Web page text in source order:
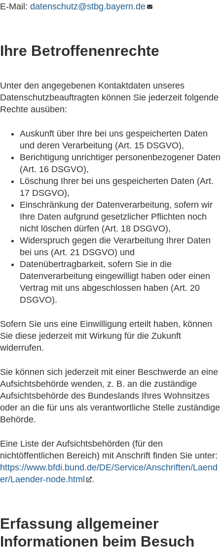
E-Mail: datenschutz@stbg.bayern.de
Ihre Betroffenenrechte
Unter den angegebenen Kontaktdaten unseres
Datenschutzbeauftragten können Sie jederzeit folgende
Rechte ausüben:
Auskunft über Ihre bei uns gespeicherten Daten
und deren Verarbeitung (Art. 15 DSGVO),
Berichtigung unrichtiger personenbezogener Daten
(Art. 16 DSGVO),
Löschung Ihrer bei uns gespeicherten Daten (Art.
17 DSGVO),
Einschränkung der Datenverarbeitung, sofern wir
Ihre Daten aufgrund gesetzlicher Pflichten noch
nicht löschen dürfen (Art. 18 DSGVO),
Widerspruch gegen die Verarbeitung Ihrer Daten
bei uns (Art. 21 DSGVO) und
Datenübertragbarkeit, sofern Sie in die
Datenverarbeitung eingewilligt haben oder einen
Vertrag mit uns abgeschlossen haben (Art. 20
DSGVO).
Sofern Sie uns eine Einwilligung erteilt haben, können
Sie diese jederzeit mit Wirkung für die Zukunft
widerrufen.
Sie können sich jederzeit mit einer Beschwerde an eine
Aufsichtsbehörde wenden, z. B. an die zuständige
Aufsichtsbehörde des Bundeslands Ihres Wohnsitzes
oder an die für uns als verantwortliche Stelle zuständige
Behörde.
Eine Liste der Aufsichtsbehörden (für den
nichtöffentlichen Bereich) mit Anschrift finden Sie unter:
https://www.bfdi.bund.de/DE/Service/Anschriften/Laend
er/Laender-node.html
.
Erfassung allgemeiner
Informationen beim Besuch